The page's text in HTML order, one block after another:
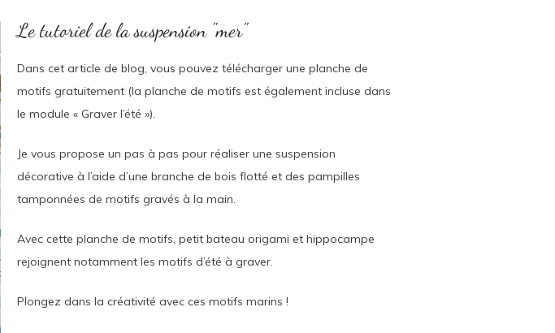
Le tutoriel de la suspension "mer"
Dans cet article de blog, vous pouvez télécharger une planche de
motifs gratuitement (la planche de motifs est également incluse dans
le module « Graver l’été »).
Je vous propose un pas à pas pour réaliser une suspension
décorative à l’aide d’une branche de bois flotté et des pampilles
tamponnées de motifs gravés à la main.
Avec cette planche de motifs, petit bateau origami et hippocampe
rejoignent notamment les motifs d’été à graver.
Plongez dans la créativité avec ces motifs marins !